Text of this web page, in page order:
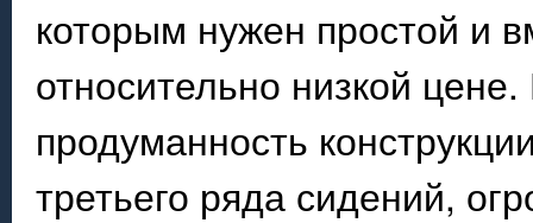
которым нужен простой и
относительно низкой
продуманность
третьего ряда сидений,